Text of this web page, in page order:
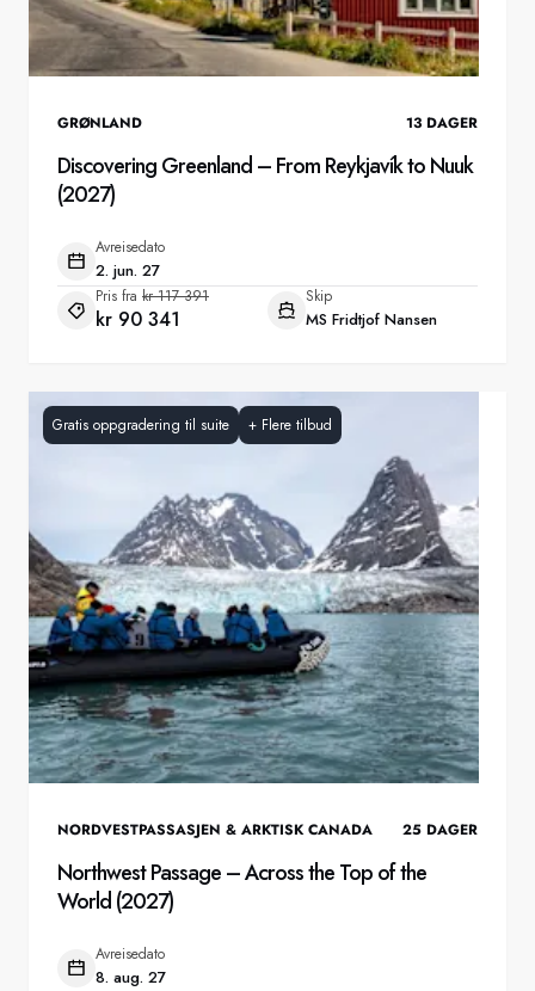
GRØNLAND 13 DAGER
Discovering Greenland – From Reykjavík to Nuuk
(2027)
Avreisedato
2. jun. 27
Pris fra kr 117 391
kr 90 341
Skip
MS Fridtjof Nansen
Gratis oppgradering til suite + Flere tilbud
NORDVESTPASSASJEN & ARKTISK CANADA 25 DAGER
Northwest Passage – Across the Top of the
World (2027)
Avreisedato
8. aug. 27